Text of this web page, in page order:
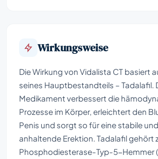
Wirkungsweise
Die Wirkung von Vidalista CT basiert
seines Hauptbestandteils – Tadalafil.
Medikament verbessert die
Prozesse im Körper, erleichtert den
Penis und sorgt so für eine stabile
anhaltende Erektion. Tadalafil gehört
Phosphodiesterase-Typ-5-Hemmer